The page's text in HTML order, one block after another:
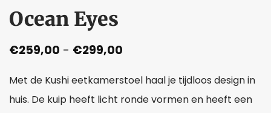
Ocean Eyes
€259,00 - €299,00
€299,00
Met de Kushi eetkamerstoel haal je tijdloos design in
huis. De kuip heeft licht ronde vormen en heeft een